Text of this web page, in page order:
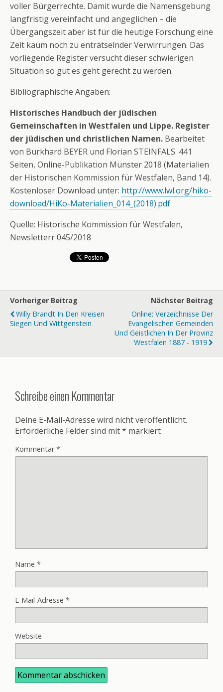
voller Bürgerrechte. Damit wurde die Namensgebung
langfristig vereinfacht und angeglichen – die
Übergangszeit aber ist für die heutige Forschung eine
Zeit kaum noch zu enträtselnder Verwirrungen. Das
vorliegende Register versucht dieser schwierigen
Situation so gut es geht gerecht zu werden.
Bibliographische Angaben:
Historisches Handbuch der jüdischen
Gemeinschaften in Westfalen und Lippe. Register
der jüdischen und christlichen Namen. Bearbeitet
von Burkhard BEYER und Florian STEINFALS. 441
Seiten, Online-Publikation Münster 2018 (Materialien
der Historischen Kommission für Westfalen, Band 14).
Kostenloser Download unter: http://www.lwl.org/hiko-
download/HiKo-Materialien_014_(2018).pdf
Quelle: Historische Kommission für Westfalen,
Newsletterr 045/2018
Vorheriger Beitrag
Willy Brandt In Den Kreisen
Siegen Und Wittgenstein
Nächster Beitrag
Online: Verzeichnisse Der
Evangelischen Gemeinden
Und Geistlichen In Der Provinz
Westfalen 1887 - 1919
Schreibe einen Kommentar
Deine E-Mail-Adresse wird nicht veröffentlicht.
Erforderliche Felder sind mit* markiert
Kommentar*
Name *
E-Mail-Adresse *
Website